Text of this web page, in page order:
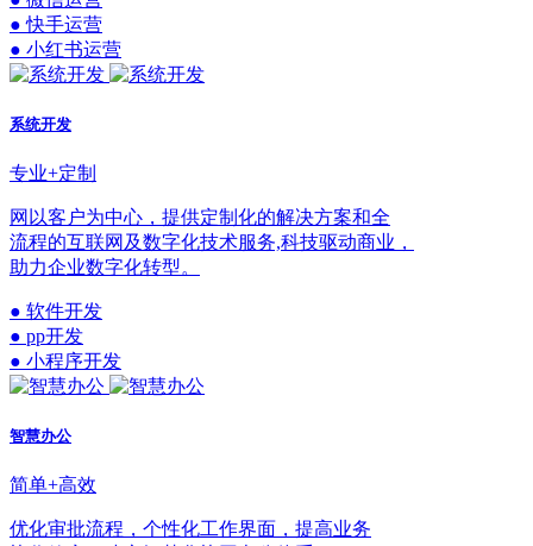
● 快手运营
● 小红书运营
系统开发
专业+定制
网以客户为中心，提供定制化的解决方案和全
流程的互联网及数字化技术服务,科技驱动商业，
助力企业数字化转型。
● 软件开发
● pp开发
● 小程序开发
智慧办公
简单+高效
优化审批流程，个性化工作界面，提高业务